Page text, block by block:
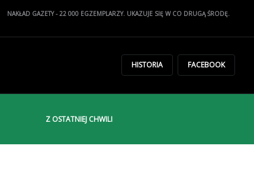
NAKŁAD GAZETY - 22 000 EGZEMPLARZY. UKAZUJE SIĘ W CO DRUGĄ ŚRODĘ.
HISTORIA FACEBOOK
Z OSTATNIEJ CHWILI